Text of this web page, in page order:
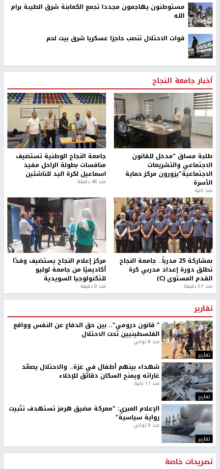
مستوطنون يهاجمون مجددا تجمع الكعابنة شرق الطيبة برام
الله
قوات الاحتلال تنصب حاجزا عسكريا شرق بيت لحم
أخبار جامعة النجاح
طلبة مساق "مدخل للقانون
الاجتماعي والتشريعات
الاجتماعية"يزورون مركز حماية
الأسرة
منذ ثانية
جامعة النجاح الوطنية تستضيف
منافسات بطولة الراحل مفيد
اسماعيل لكرة اليد للناشئين
منذ 48 دقيقة
بمشاركة 25 مدرباً.. جامعة النجاح
تطلق دورة إعداد مدربي كرة
القدم المستوى (C)
منذ 51 دقيقة
مركز إعلام النجاح يستضيف وفدًا
أكاديميًا من جامعة لوليو
للتكنولوجيا السويدية
منذ 9 دقيقة
تقارير
تقارير
" قانون درومي".. بين حق الدفاع عن النفس وواقع
الفلسطينيين تحت الاحتلال
منذ 8 ثواني
تقارير
شهداء بينهم أطفال في غزة.. والاحتلال يصعّد
غاراته ويمنح السكان دقائق للإخلاء
منذ 11 ثانية
تقارير
الإعلام العبري: "معركة مضيق هرمز تستهدف تثبيت
رواية سياسية"
منذ 9 ثواني
تصريحات خاصة